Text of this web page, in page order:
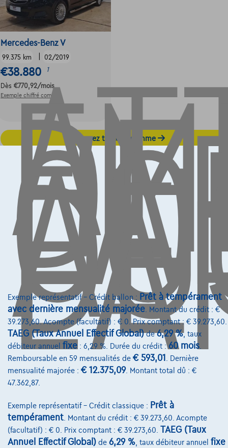
Mercedes-Benz V
99.375 km 02/2019
€38.880 1
Dès €770,92/mois
Exemple chiffré complet
Découvrez toute la gamme
DE
DE
Exemple représentatif – Crédit ballon : Prêt à tempérament
avec dernière mensualité majorée . Montant du crédit : €
39.273,60. Acompte (facultatif) : € 0. Prix comptant : € 39.273,60.
TAEG (Taux Annuel Effectif Global)de6,29 %, taux
débiteur annuel fixe : 6,29 %. Durée du crédit :60 mois
Remboursable en 59 mensualités de € 593,01
. Dernière
mensualité majorée : € 12.375,09. Montant total dû : €
47.362,87.
Exemple représentatif – Crédit classique : Prêt à
tempérament . Montant du crédit : € 39.273,60. Acompte
(facultatif) : € 0. Prix comptant : € 39.273,60. TAEG (Taux
Annuel Effectif Global) de 6,29 % , taux débiteur annuel fixe
Contact
info@touringcarselect.be
Avenue Roi Albert II 4, B12
Services & Solutions
Assistance dépannage
Financement
Leasing
Sur Nous